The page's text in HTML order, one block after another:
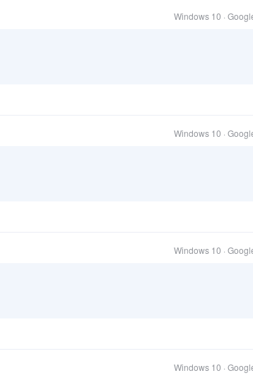
Windows 10 ·
Windows 10 ·
Windows 10 ·
Windows 10 ·